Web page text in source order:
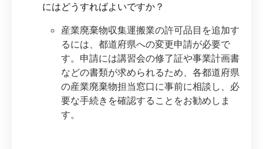
にはどうすればよいですか？
産業廃棄物収集運搬業の許可品目を追加す
るには、都道府県への変更申請が必要で
す。申請には講習会の修了証や事業計画書
などの書類が求められるため、各都道府県
の産業廃棄物担当窓口に事前に相談し、必
要な手続きを確認することをお勧めしま
す。